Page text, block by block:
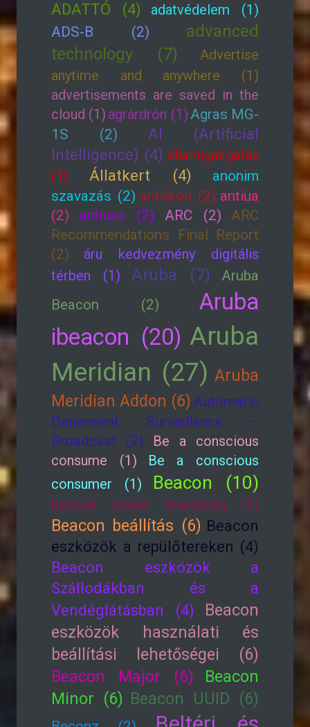
ADATTÓ (4)
adatvédelem (1)
ADS-B (2)
advanced
technology (7)
Advertise
anytime and anywhere (1)
advertisements are saved in the
cloud (1) agrárdrón (1)Agras MG-
1S (2)
AI (Artificial
Intelligence) (4) államigazgatás
(1)
Állatkert (4)
anonim
szavazás (2) antidrón (2) antiua
(2)
antiuas (2) ARC (2)
ARC
Recommendations Final Report
(2)
áru kedvezmény digitális
térben (1)
Aruba (7)
Aruba
Beacon (2)
Aruba
ibeacon (20) Aruba
Meridian (27) Aruba
Meridian Addon (6) Automatic
Dependent Surveillance –
Broadcast (2)
Be a conscious
consume (1)
Be a conscious
consumer (1)
Beacon (10)
beacon based marketing (1)
Beacon beállítás (6) Beacon
eszközök a repülőtereken (4)
Beacon eszközök a
Szállodákban és a
Vendéglátásban (4)
Beacon
eszközök használati és
beállítási lehetőségei (6)
Beacon Major (6)
Beacon
Minor (6) Beacon UUID (6)